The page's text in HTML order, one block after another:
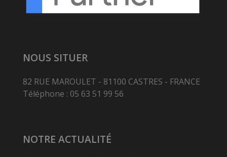
NOUS SITUER
82 RUE MAROULET - 81100 CASTRES - FRANCE
Téléphone : 05 63 51 99 56
NOTRE ACTUALITÉ